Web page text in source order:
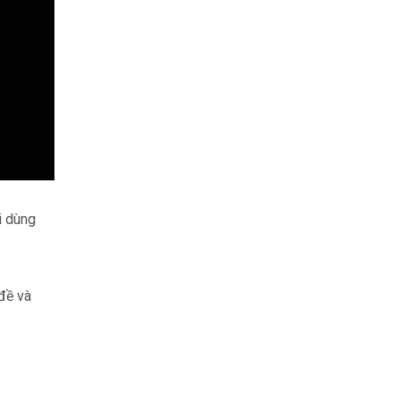
dùng
và